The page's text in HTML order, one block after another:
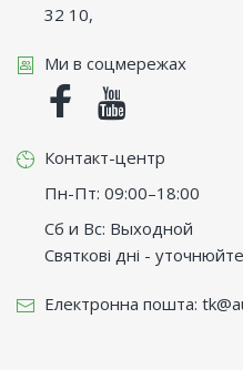
32 10,
Ми в соцмережах
Facebook
Контакт-центр
Пн-Пт: 09:00–18:00
Сб и Вс: Выходной
Святкові дні -
Електронна пошта: